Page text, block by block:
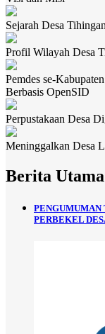
Sejarah Desa Tihingan
Profil Wilayah Desa
Pemdes se-
Berbasis OpenSID
Perpustakaan Desa
Meninggalkan Desa
Berita Utama
PERBEKEL